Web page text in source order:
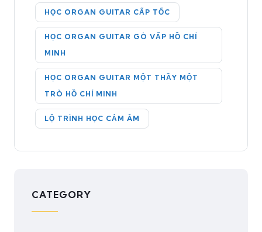
HỌC ORGAN GUITAR CẤP TỐC
HỌC ORGAN GUITAR GÒ VẤP HỒ CHÍ
MINH
HỌC ORGAN GUITAR MỘT THẦY MỘT
TRÒ HỒ CHÍ MINH
LỘ TRÌNH HỌC CẢM ÂM
CATEGORY